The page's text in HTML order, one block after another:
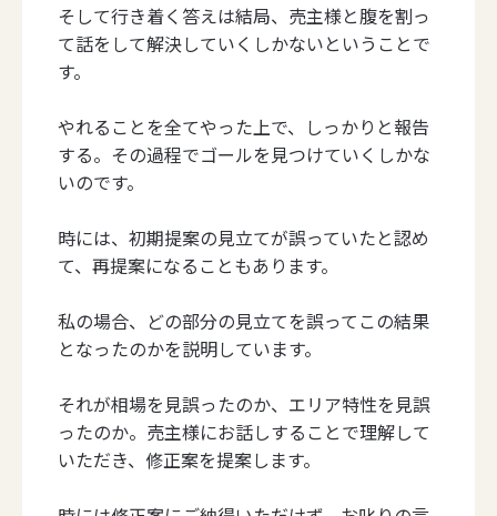
そして行き着く答えは結局、売主様と腹を割っ
て話をして解決していくしかないということで
す。
やれることを全てやった上で、しっかりと報告
する。その過程でゴールを見つけていくしかな
いのです。
時には、初期提案の見立てが誤っていたと認め
て、再提案になることもあります。
私の場合、どの部分の見立てを誤ってこの結果
となったのかを説明しています。
それが相場を見誤ったのか、エリア特性を見誤
ったのか。売主様にお話しすることで理解して
いただき、修正案を提案します。